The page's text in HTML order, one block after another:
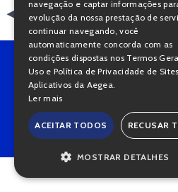
voltar
Copyright © 2022 • Todos
navegação e captar informações
evolução da nossa prestação de
continuar navegando, você
automaticamente concorda com as
condições dispostas nos Termos
Uso e Política de Privacidade de
Aplicativos da Aegea.
Ler mais
ACEITAR TODOS RECUSAR
MOSTRAR DETALHES